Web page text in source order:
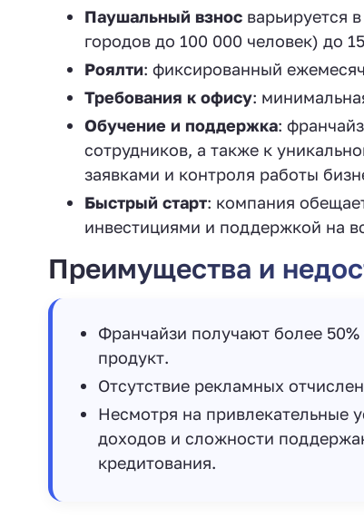
Паушальный взнос варьируется
городов до 100 000 человек) до
Роялти: фиксированный
Требования к офису:
Обучение и поддержка:
сотрудников, а также к
заявками и контроля работы
Быстрый старт: компания
инвестициями и поддержкой на
Преимущества и
Франчайзи получают более
продукт.
Отсутствие рекламных
Несмотря на привлекательные
доходов и сложности
кредитования.